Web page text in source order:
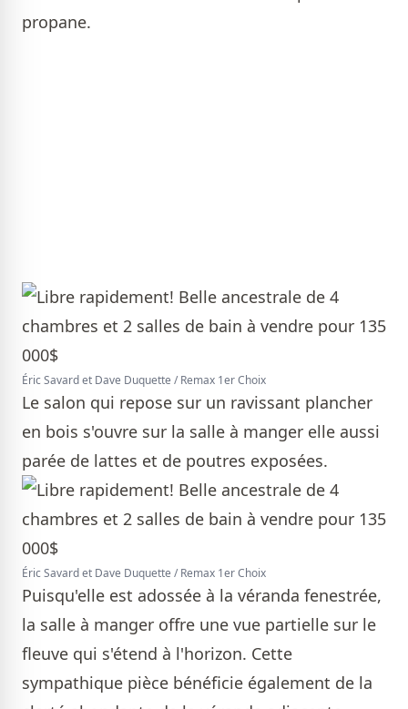
propane.
Éric Savard et Dave Duquette / Remax 1er Choix
Le salon qui repose sur un ravissant plancher
en bois s'ouvre sur la salle à manger elle aussi
parée de lattes et de poutres exposées.
Éric Savard et Dave Duquette / Remax 1er Choix
Puisqu'elle est adossée à la véranda fenestrée,
la salle à manger offre une vue partielle sur le
fleuve qui s'étend à l'horizon. Cette
sympathique pièce bénéficie également de la